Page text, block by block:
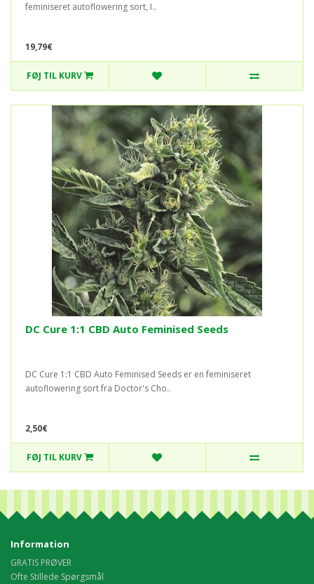
feminiseret autoflowering sort, I..
19,79€
FØJ TIL KURV
DC Cure 1:1 CBD Auto Feminised Seeds
DC Cure 1:1 CBD Auto Feminised Seeds er en feminiseret
autoflowering sort fra Doctor's Cho..
2,50€
FØJ TIL KURV
Information
GRATIS PRØVER
Ofte Stillede Spørgsmål